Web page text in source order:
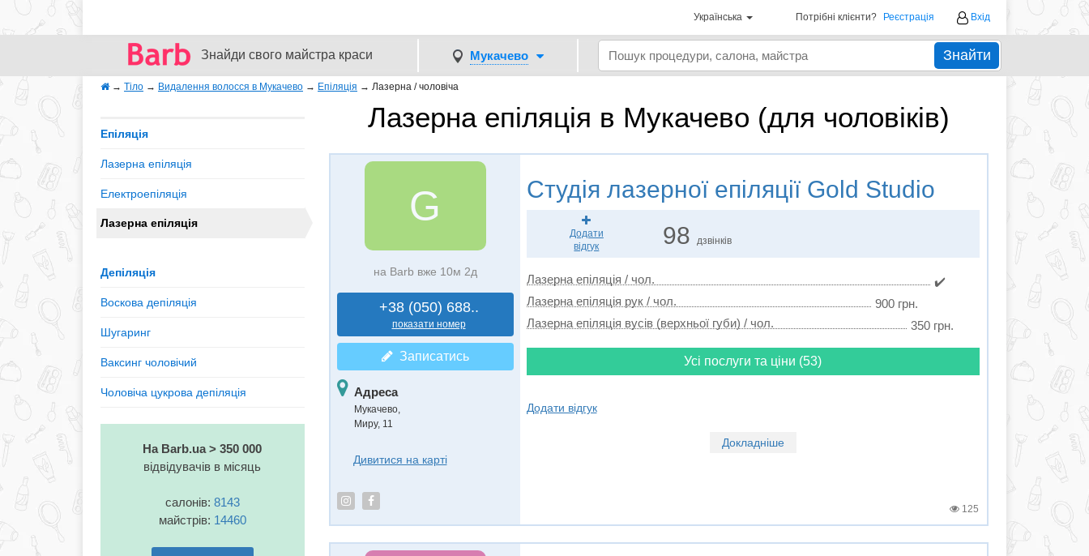
Українська Потрібні клієнти? Реєстрація Вхід
Знайди свого майстра краси Мукачево Знайти
→ Тіло → Видалення волосся в Мукачево → Епіляція → Лазерна / чоловіча
Лазерна епіляція в Мукачево (для чоловіків)
Епіляція
Лазерна епіляція
Електроепіляція
Лазерна епіляція
Депіляція
Воскова депіляція
Шугаринг
Ваксинг чоловічий
Чоловіча цукрова депіляція
На Barb.ua > 350 000
відвідувачів в місяць
салонів: 8143
майстрів: 14460
G
на Barb вже 10м 2д
+38 (050) 688..
показати номер
Записатись
Адреса
Мукачево,
Миру, 11
Дивитися на карті
Студія лазерної епіляціїGold Studio
Додати
відгук
98 дзвінків
Лазерна епіляція / чол.
✔️
Лазерна епіляція рук / чол.
900 грн.
Лазерна епіляція вусів (верхньої губи) / чол.
350 грн.
Усі послуги та ціни (53)
Додати відгук
Докладніше
125